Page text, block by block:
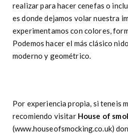
realizar para hacer cenefas o
es donde dejamos volar nuestra
experimentamos con colores,
Podemos hacer el más clásico
moderno y geométrico.
Por experiencia propia, si teneis
recomiendo visitar House of
(www.houseofsmocking.co.uk)